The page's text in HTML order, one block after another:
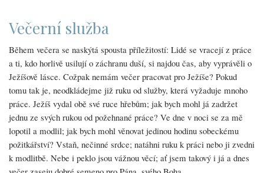
Večerní služba
Během večera se naskýtá spousta příležitostí: Lidé se vracejí z práce
a ti, kdo horlivě usilují o záchranu duší, si najdou čas, aby vyprávěli o
Ježíšově lásce. Cožpak nemám večer pracovat pro Ježíše? Pokud
tomu tak je, neodkládejme již ruku od služby, která vyžaduje mnoho
práce. Ježíš vydal obě své ruce hřebům; jak bych mohl já zadržet
jednu ze svých rukou od požehnané práce? Ve dne v noci se za mě
lopotil a modlil; jak bych mohl věnovat jedinou hodinu sobeckému
požitkářství? Vstaň, nečinné srdce; natáhni ruku k práci nebo ji zvedni
k modlitbě. Nebe i peklo jsou vážnou věcí; ať jsem takový i já a dnes